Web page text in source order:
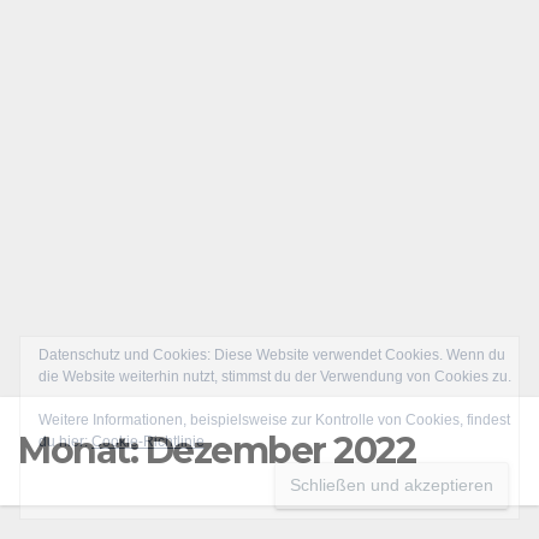
Monat:Dezember 2022
Datenschutz und Cookies: Diese Website verwendet Cookies. Wenn du
die Website weiterhin nutzt, stimmst du der Verwendung von Cookies zu.
Weitere Informationen, beispielsweise zur Kontrolle von Cookies, findest
du hier:Cookie-Richtlinie